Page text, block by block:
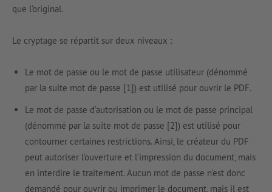
que l’original.
Le cryptage se répartit sur deux niveaux :
Le mot de passe ou le mot de passe utilisateur (dénommé
par la suite mot de passe [1]) est utilisé pour ouvrir le PDF.
Le mot de passe d’autorisation ou le mot de passe principal
(dénommé par la suite mot de passe [2]) est utilisé pour
contourner certaines restrictions. Ainsi, le créateur du PDF
peut autoriser l’ouverture et l’impression du document, mais
en interdire le traitement. Aucun mot de passe n’est donc
demandé pour ouvrir ou imprimer le document, mais il est